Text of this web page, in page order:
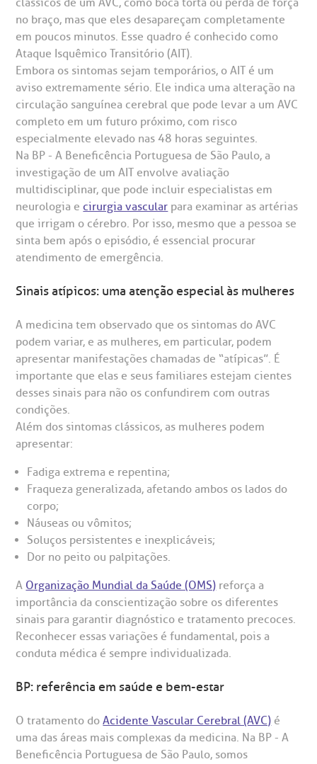
clássicos de um AVC, como boca torta ou perda de força
no braço, mas que eles desapareçam completamente
em poucos minutos. Esse quadro é conhecido como
Ataque Isquêmico Transitório (AIT).
Embora os sintomas sejam temporários, o AIT é um
aviso extremamente sério. Ele indica uma alteração na
circulação sanguínea cerebral que pode levar a um AVC
completo em um futuro próximo, com risco
especialmente elevado nas 48 horas seguintes.
Na BP - A Beneficência Portuguesa de São Paulo, a
investigação de um AIT envolve avaliação
multidisciplinar, que pode incluir especialistas em
neurologia ecirurgia vascular para examinar as artérias
que irrigam o cérebro. Por isso, mesmo que a pessoa se
sinta bem após o episódio, é essencial procurar
atendimento de emergência.
Sinais atípicos: uma atenção especial às mulheres
A medicina tem observado que os sintomas do AVC
podem variar, e as mulheres, em particular, podem
apresentar manifestações chamadas de “atípicas”. É
importante que elas e seus familiares estejam cientes
desses sinais para não os confundirem com outras
condições.
Além dos sintomas clássicos, as mulheres podem
apresentar:
Fadiga extrema e repentina;
Fraqueza generalizada, afetando ambos os lados do
corpo;
Náuseas ou vômitos;
Soluços persistentes e inexplicáveis;
Dor no peito ou palpitações.
A Organização Mundial da Saúde (OMS) reforça a
importância da conscientização sobre os diferentes
sinais para garantir diagnóstico e tratamento precoces.
Reconhecer essas variações é fundamental, pois a
conduta médica é sempre individualizada.
BP: referência em saúde e bem-estar
O tratamento doAcidente Vascular Cerebral (AVC) é
uma das áreas mais complexas da medicina. Na BP - A
Beneficência Portuguesa de São Paulo, somos